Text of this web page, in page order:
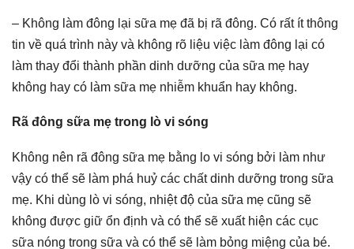
– Không làm đông lại sữa mẹ đã bị rã đông. Có rất ít thông
tin về quá trình này và không rõ liệu việc làm đông lại có
làm thay đổi thành phần dinh dưỡng của sữa mẹ hay
không hay có làm sữa mẹ nhiễm khuẩn hay không.
Rã đông sữa mẹ trong lò vi sóng
Không nên rã đông sữa mẹ bằng lo vi sóng bởi làm như
vậy có thể sẽ làm phá huỷ các chất dinh dưỡng trong sữa
mẹ. Khi dùng lò vi sóng, nhiệt độ của sữa mẹ cũng sẽ
không được giữ ổn định và có thể sẽ xuất hiện các cục
sữa nóng trong sữa và có thể sẽ làm bỏng miệng của bé.